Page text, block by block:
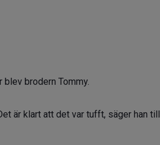
brodern Tommy.
är klart att det var tufft, säger han till